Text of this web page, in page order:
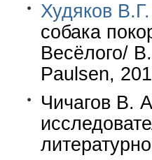
Худяков В.Г.
собака
Весёлого/
Paulsen,
Чичагов В.